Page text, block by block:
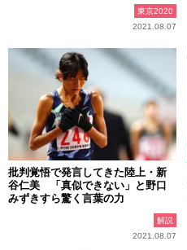
東京2020
2021.08.07
批判覚悟で発言してきた陸上・新
谷仁美 「真似できない」と野口
みずきすら驚く言葉の力
解説
2021.08.07